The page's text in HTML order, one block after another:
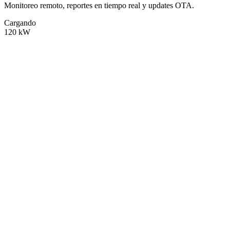
Monitoreo remoto, reportes en tiempo real y updates OTA.
Cargando
120 kW